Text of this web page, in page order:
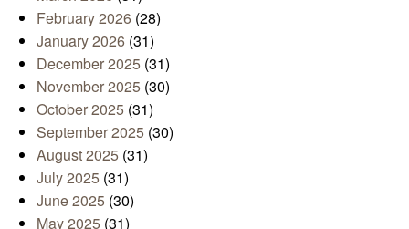
February 2026 (28)
January 2026 (31)
December 2025 (31)
November 2025 (30)
October 2025 (31)
September 2025 (30)
August 2025 (31)
July 2025 (31)
June 2025 (30)
May 2025 (31)